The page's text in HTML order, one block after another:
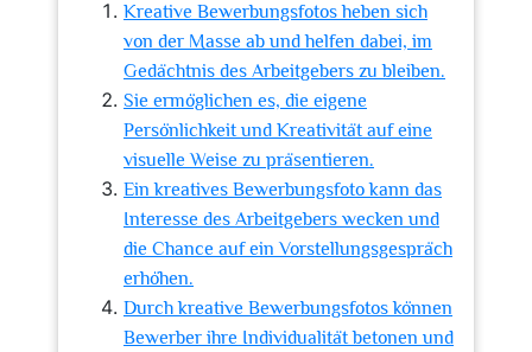
Kreative Bewerbungsfotos heben sich
von der Masse ab und helfen dabei, im
Gedächtnis des Arbeitgebers zu bleiben.
Sie ermöglichen es, die eigene
Persönlichkeit und Kreativität auf eine
visuelle Weise zu präsentieren.
Ein kreatives Bewerbungsfoto kann das
Interesse des Arbeitgebers wecken und
die Chance auf ein Vorstellungsgespräch
erhöhen.
Durch kreative Bewerbungsfotos können
Bewerber ihre Individualität betonen und